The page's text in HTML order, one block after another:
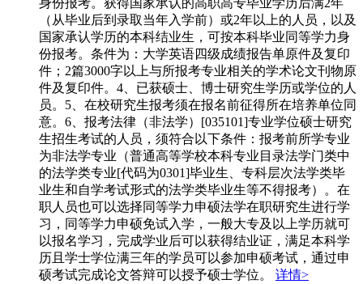
身份报考。获得国家承认的高职高专毕业学历后满2年
（从毕业后到录取当年入学前）或2年以上的人员，以及
国家承认学历的本科结业生，可按本科毕业同等学力身
份报考。条件为：大学英语四级成绩报告单原件及复印
件；2篇3000字以上与所报考专业相关的学术论文刊物原
件及复印件。4、已获硕士、博士研究生学历或学位的人
员。5、在校研究生报考须在报名前征得所在培养单位同
意。6、报考法律（非法学）[035101]专业学位硕士研究
生招生考试的人员，须符合以下条件：报考前所学专业
为非法学专业（普通高等学校本科专业目录法学门类中
的法学类专业[代码为0301]毕业生、专科层次法学类毕
业生和自学考试形式的法学类毕业生等不得报考）。在
职人员也可以选择同等学力申硕法学在职研究生进行学
习，同等学力申硕免试入学，一般大专及以上学历就可
以报名学习，完成学业后可以获得结业证，满足本科学
历且学士学位满三年的学员可以参加申硕考试，通过申
硕考试完成论文答辩可以授予硕士学位。 详情>